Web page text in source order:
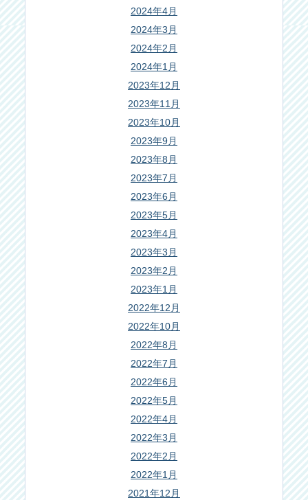
2024年4月
2024年3月
2024年2月
2024年1月
2023年12月
2023年11月
2023年10月
2023年9月
2023年8月
2023年7月
2023年6月
2023年5月
2023年4月
2023年3月
2023年2月
2023年1月
2022年12月
2022年10月
2022年8月
2022年7月
2022年6月
2022年5月
2022年4月
2022年3月
2022年2月
2022年1月
2021年12月